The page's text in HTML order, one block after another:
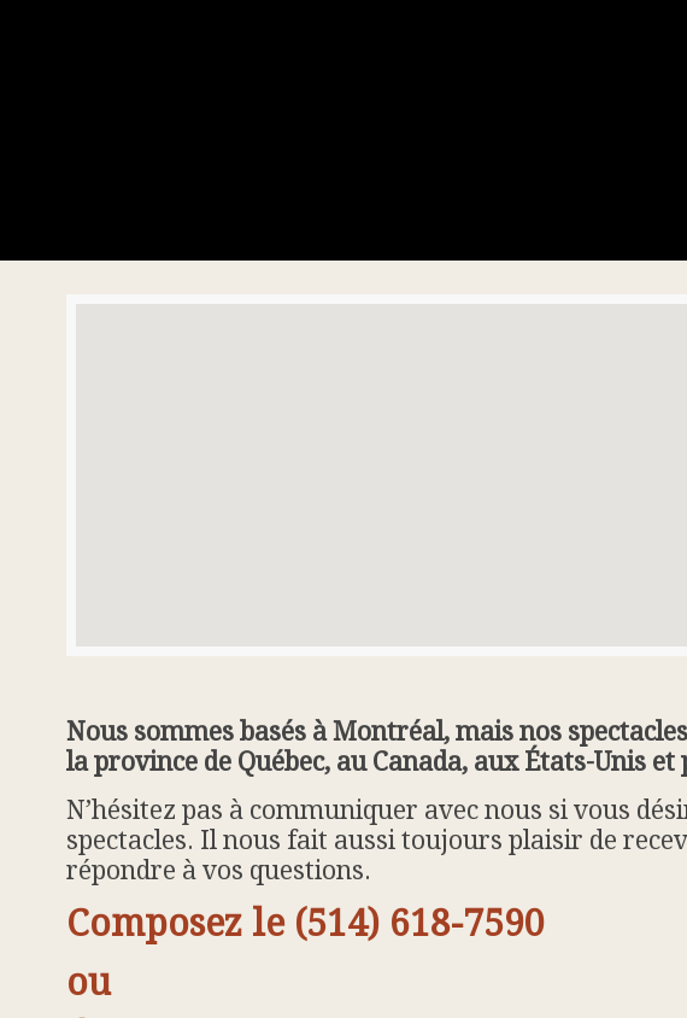
Nous sommes basés à Montréal, mais nos
la province de Québec, au Canada, aux États-Unis
N’hésitez pas à communiquer avec nous si vous
spectacles. Il nous fait aussi toujours plaisir de
répondre à vos questions.
Composez le (514) 618-7590
ou